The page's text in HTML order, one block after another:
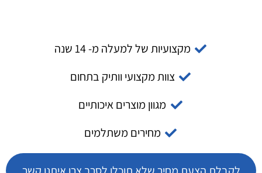
מקצועיות של למעלה מ- 14 שנה
צוות מקצועי וותיק בתחום
מגוון מוצרים איכותיים
מחירים משתלמים